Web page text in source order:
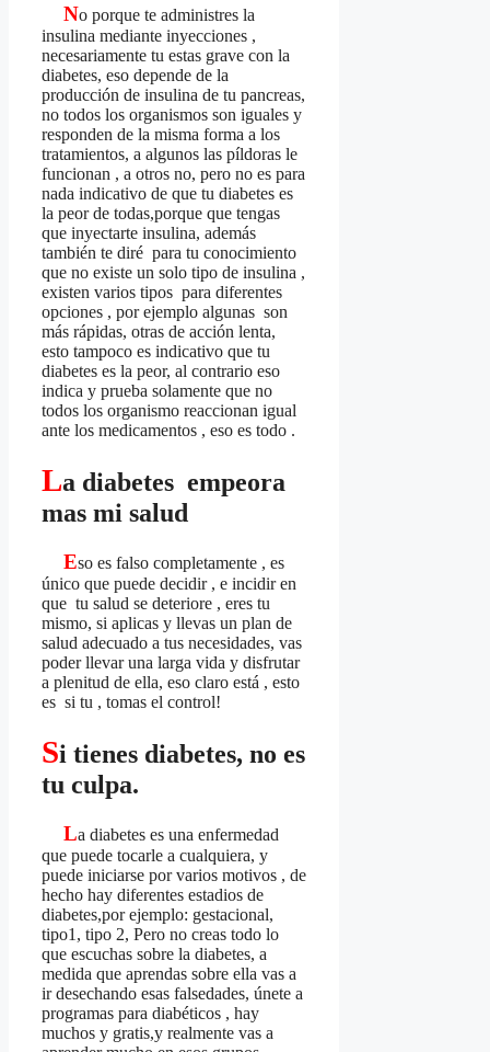
No porque te administres la
insulina mediante inyecciones ,
necesariamente tu estas grave con la
diabetes, eso depende de la
producción de insulina de tu pancreas,
no todos los organismos son iguales y
responden de la misma forma a los
tratamientos, a algunos las píldoras le
funcionan , a otros no, pero no es para
nada indicativo de que tu diabetes es
la peor de todas,porque que tengas
que inyectarte insulina, además
también te diré para tu conocimiento
que no existe un solo tipo de insulina ,
existen varios tipos para diferentes
opciones , por ejemplo algunas son
más rápidas, otras de acción lenta,
esto tampoco es indicativo que tu
diabetes es la peor, al contrario eso
indica y prueba solamente que no
todos los organismo reaccionan igual
ante los medicamentos , eso es todo .
La diabetes empeora
mas mi salud
Eso es falso completamente , es
único que puede decidir , e incidir en
que tu salud se deteriore , eres tu
mismo, si aplicas y llevas un plan de
salud adecuado a tus necesidades, vas
poder llevar una larga vida y disfrutar
a plenitud de ella, eso claro está , esto
es si tu , tomas el control!
Si tienes diabetes, no es
tu culpa.
La diabetes es una enfermedad
que puede tocarle a cualquiera, y
puede iniciarse por varios motivos , de
hecho hay diferentes estadios de
diabetes,por ejemplo: gestacional,
tipo1, tipo 2, Pero no creas todo lo
que escuchas sobre la diabetes, a
medida que aprendas sobre ella vas a
ir desechando esas falsedades, únete a
programas para diabéticos , hay
muchos y gratis,y realmente vas a